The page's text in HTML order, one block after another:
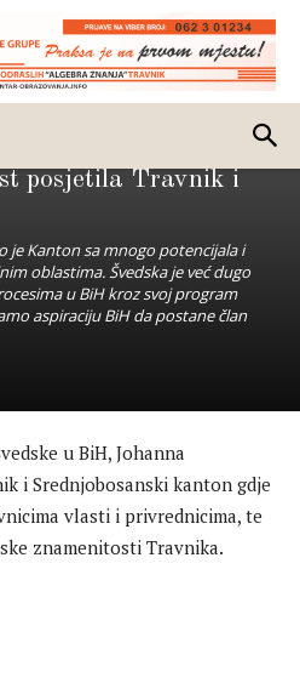
Švedske u BiH
posjetila Travnik i
je Kanton sa mnogo potencijala i
oblastima. Švedska je već dugo
u BiH kroz svoj program
aspiraciju BiH da postane član
u BiH, Johanna
i Srednjobosanski kanton gdje
vlasti i privrednicima, te
znamenitosti Travnika.